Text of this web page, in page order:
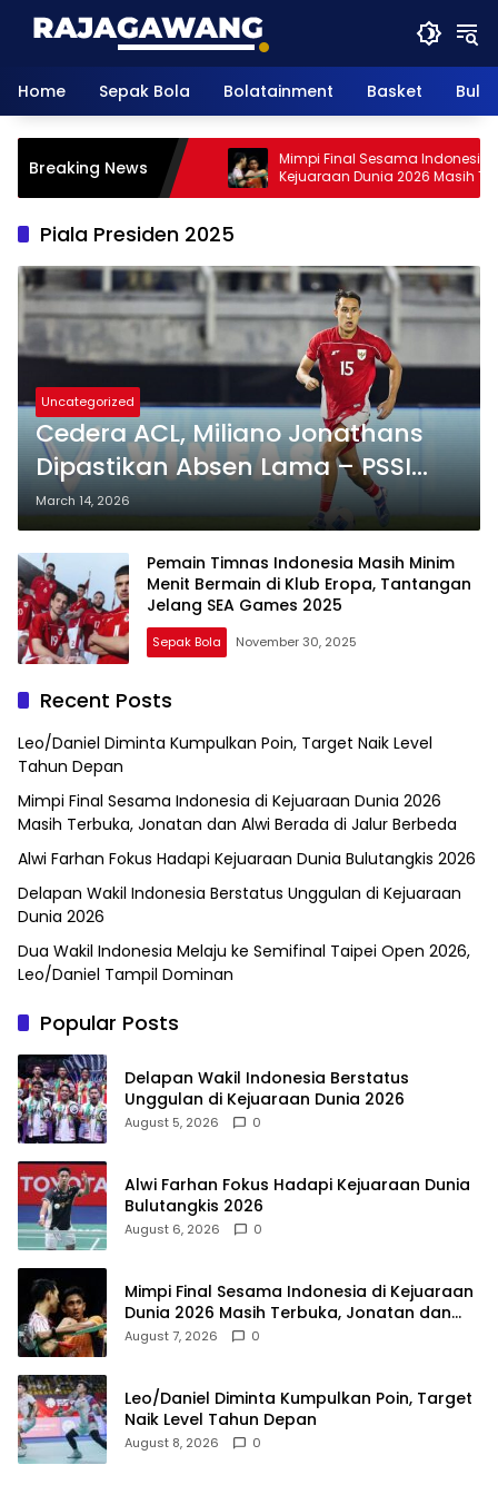
Home
Sepak Bola Bolatainment Basket Bulu
Breaking News
Kumpulkan Poin,
Tahun Depan
Mimpi Final Sesama Indonesia di
Kejuaraan Dunia 2026 Masih
Jonatan dan Alwi Berada di Jalur
Piala Presiden 2025
Uncategorized
Cedera ACL, Miliano Jonathans
Dipastikan Absen Lama – PSSI
Janji Pantau Proses Pemulihan
March 14, 2026
Pemain Timnas Indonesia Masih Minim
Menit Bermain di Klub Eropa, Tantangan
Jelang SEA Games 2025
Sepak Bola November 30, 2025
Recent Posts
Leo/Daniel Diminta Kumpulkan Poin, Target Naik Level
Tahun Depan
Mimpi Final Sesama Indonesia di Kejuaraan Dunia 2026
Masih Terbuka, Jonatan dan Alwi Berada di Jalur Berbeda
Alwi Farhan Fokus Hadapi Kejuaraan Dunia Bulutangkis 2026
Delapan Wakil Indonesia Berstatus Unggulan di Kejuaraan
Dunia 2026
Dua Wakil Indonesia Melaju ke Semifinal Taipei Open 2026,
Leo/Daniel Tampil Dominan
Popular Posts
Delapan Wakil Indonesia Berstatus
Unggulan di Kejuaraan Dunia 2026
August 5, 2026 0
Alwi Farhan Fokus Hadapi Kejuaraan Dunia
Bulutangkis 2026
August 6, 2026 0
Mimpi Final Sesama Indonesia di Kejuaraan
Dunia 2026 Masih Terbuka, Jonatan dan
Alwi Berada di Jalur Berbeda
August 7, 2026 0
Leo/Daniel Diminta Kumpulkan Poin, Target
Naik Level Tahun Depan
August 8, 2026 0